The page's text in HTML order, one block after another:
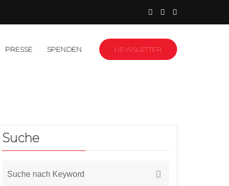
PRESSE SPENDEN NEWSLETTER
Suche